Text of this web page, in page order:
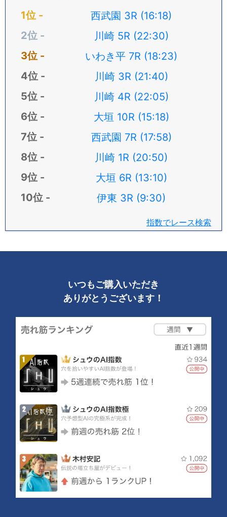
西武園 3R (16:18)
川崎 5R (22:30)
いわき平 7R (18:23)
川崎 3R (21:40)
川崎 4R (22:05)
大垣 10R (15:18)
西武園 7R (17:58)
川崎 1R (20:50)
大垣 6R (13:10)
伊東 3R (9:30)
指数でレース検索
いつもご購入いただき
ありがとうございます！